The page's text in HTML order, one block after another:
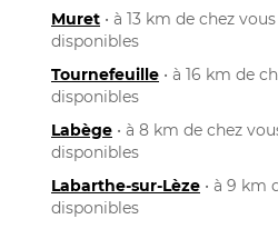
Muret • à 13 km de chez
disponibles
Tournefeuille • à 16 km de
disponibles
Labège • à 8 km de chez
disponibles
Labarthe-sur-Lèze • à 9 km
disponibles